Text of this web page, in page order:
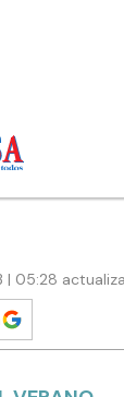
05:28